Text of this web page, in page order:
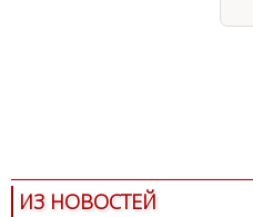
ИЗ НОВОСТЕЙ